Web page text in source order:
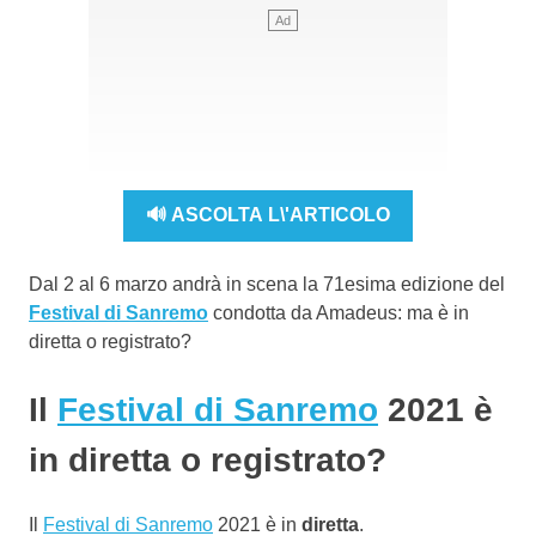
🔊 ASCOLTA L\'ARTICOLO
Dal 2 al 6 marzo andrà in scena la 71esima edizione del
Festival di Sanremo condotta da Amadeus: ma è in
diretta o registrato?
Il Festival di Sanremo 2021 è
in diretta o registrato?
Festival di Sanremo 2021 è in diretta.